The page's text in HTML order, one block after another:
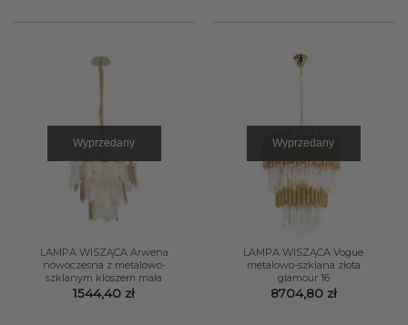
Wyprzedany
LAMPA WISZĄCA Arwena
nowoczesna z metalowo-
szklanym kloszem mała
1544,40 zł
Wyprzedany
LAMPA WISZĄCA Vogue
metalowo-szklana złota
glamour 16
8704,80 zł